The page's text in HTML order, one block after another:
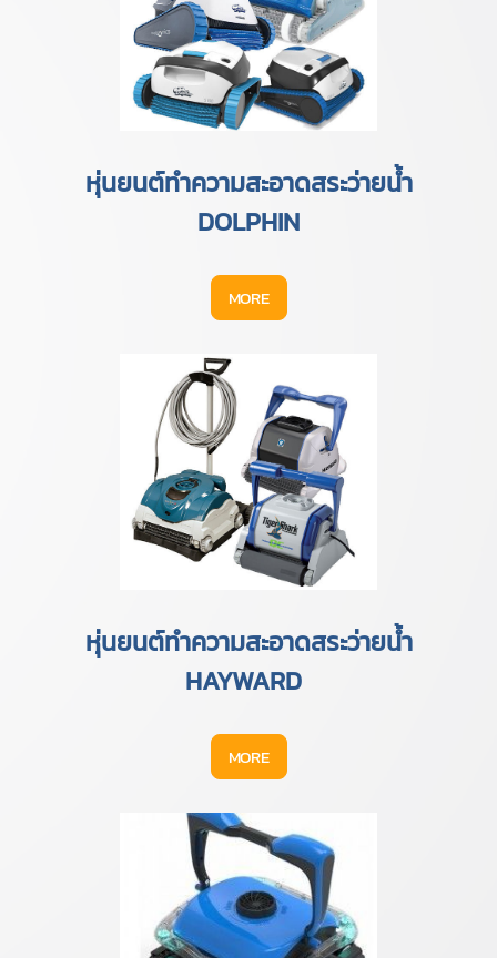
หุ่นยนต์ทำความสะอาดสระว่ายน้ำ
DOLPHIN
MORE
หุ่นยนต์ทำความสะอาดสระว่ายน้ำ
HAYWARD
MORE